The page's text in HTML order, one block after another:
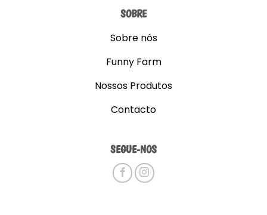
SOBRE
Sobre nós
Funny Farm
Nossos Produtos
Contacto
SEGUE-NOS